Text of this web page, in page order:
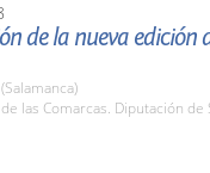
de la nueva
de las Comarcas. Diputación de